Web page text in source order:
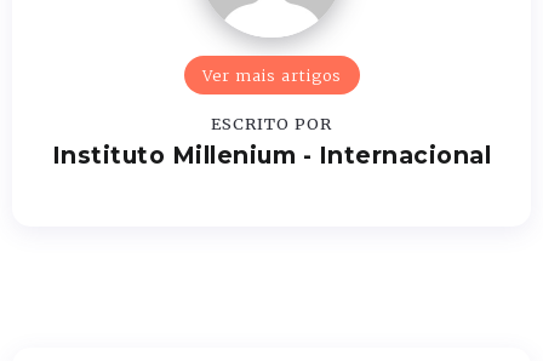
Ver mais artigos
ESCRITO POR
Instituto Millenium - Internacional